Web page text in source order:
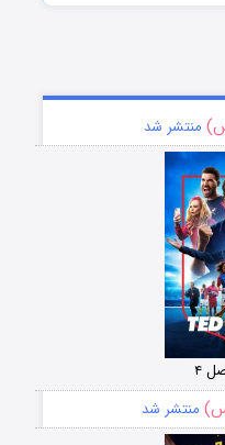
منتشر شد
۴
منتشر شد